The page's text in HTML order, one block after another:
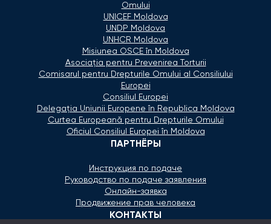
Omului
UNICEF Moldova
UNDP Moldova
UNHCR Moldova
Misiunea OSCE în Moldova
Asociaţia pentru Prevenirea Torturii
Comisarul pentru Drepturile Omului al Consiliului
Europei
Consiliul Europei
Delegaţia Uniunii Europene în Republica Moldova
Curtea Europeană pentru Drepturile Omului
Oficiul Consiliul Europei în Moldova
ПАРТНЁРЫ
Инструкция по подаче
Руководство по подаче заявления
Онлайн-заявка
Продвижение прав человека
КОНТАКТЫ